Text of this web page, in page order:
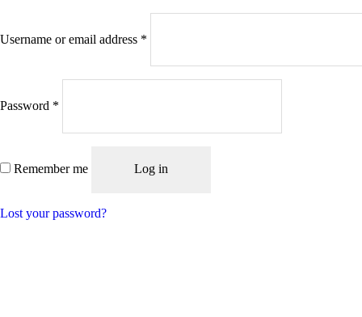
Username or email address *
Password *
Remember me Log in
Lost your password?